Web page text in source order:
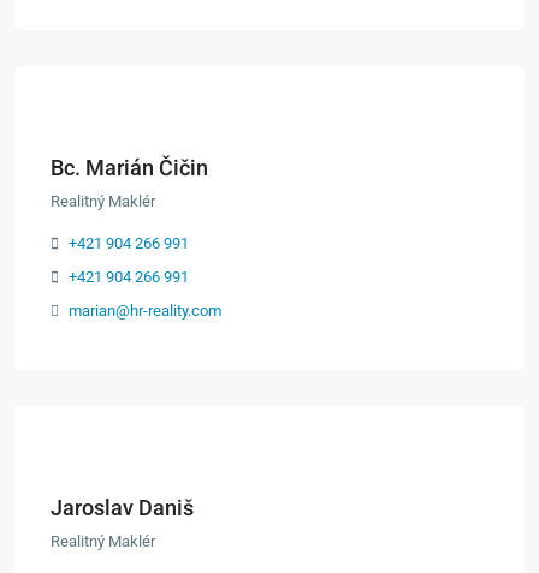
Bc. Marián Čičin
Realitný Maklér
+421 904 266 991
+421 904 266 991
marian@hr-reality.com
Jaroslav Daniš
Realitný Maklér